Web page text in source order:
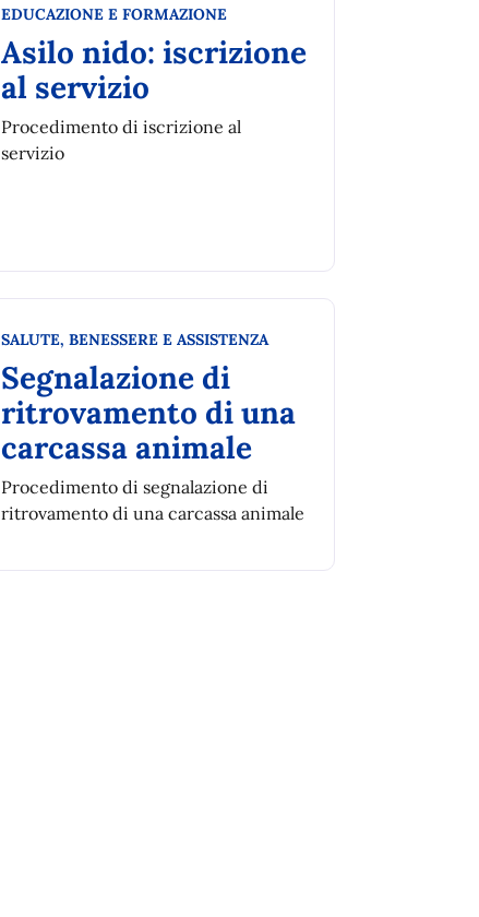
Categoria:
EDUCAZIONE E FORMAZIONE
Asilo nido: iscrizione
al servizio
Procedimento di iscrizione al
servizio
Categoria:
SALUTE, BENESSERE E ASSISTENZA
Segnalazione di
ritrovamento di una
carcassa animale
Procedimento di segnalazione di
ritrovamento di una carcassa animale